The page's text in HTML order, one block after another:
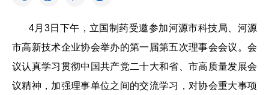
4月3日下午，立国制药受邀参加河源市科技局、河源
市高新技术企业协会举办的第一届第五次理事会会议。会
议认真学习贯彻中国共产党二十大和省、市高质量发展会
议精神，加强理事单位之间的交流学习，对协会重大事项